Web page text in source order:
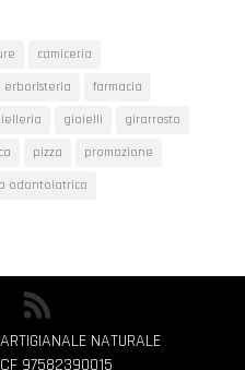
camiceria
erboristeria
farmacia
gioielli
girarrosto
pizza
promozione
odontoiatrico
NATURALE
97582390015